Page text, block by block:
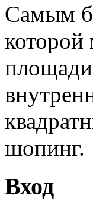
Самым
которой
шопинг.
Вход